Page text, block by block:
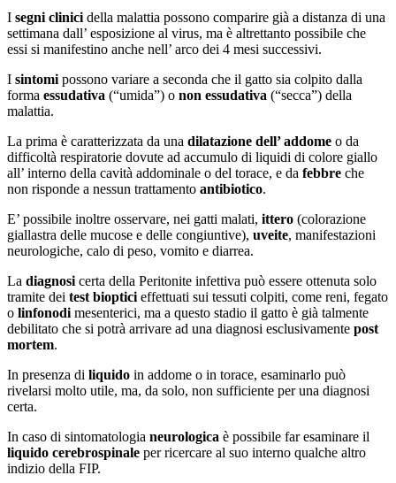
I segni clinici della malattia possono comparire già a distanza di una
settimana dall’ esposizione al virus, ma è altrettanto possibile che
essi si manifestino anche nell’ arco dei 4 mesi successivi.
I sintomi possono variare a seconda che il gatto sia colpito dalla
forma essudativa (“umida”) o non essudativa (“secca”) della
malattia.
La prima è caratterizzata da una dilatazione dell’ addome o da
difficoltà respiratorie dovute ad accumulo di liquidi di colore giallo
all’ interno della cavità addominale o del torace, e da febbre che
non risponde a nessun trattamento antibiotico.
E’ possibile inoltre osservare, nei gatti malati, ittero (colorazione
giallastra delle mucose e delle congiuntive), uveite, manifestazioni
neurologiche, calo di peso, vomito e diarrea.
La diagnosi certa della Peritonite infettiva può essere ottenuta solo
tramite dei test bioptici effettuati sui tessuti colpiti, come reni, fegato
o linfonodi mesenterici, ma a questo stadio il gatto è già talmente
debilitato che si potrà arrivare ad una diagnosi esclusivamente post
mortem.
In presenza di liquido in addome o in torace, esaminarlo può
rivelarsi molto utile, ma, da solo, non sufficiente per una diagnosi
certa.
In caso di sintomatologia neurologica è possibile far esaminare il
liquido cerebrospinale per ricercare al suo interno qualche altro
indizio della FIP.